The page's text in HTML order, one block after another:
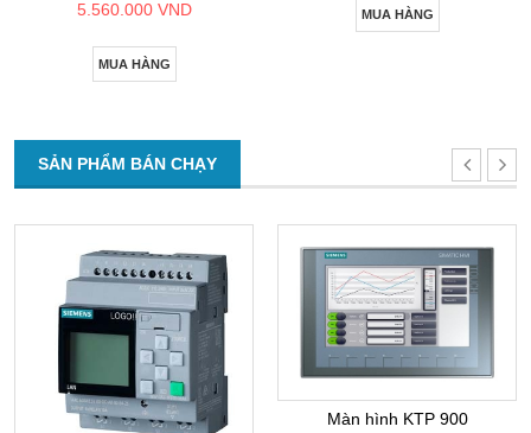
5.560.000 VND
MUA HÀNG
MUA HÀNG
SẢN PHẨM BÁN CHẠY
Màn hình KTP 900